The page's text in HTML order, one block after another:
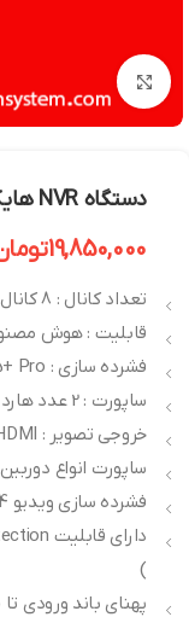
بزرگنمایی تصویر
دستگاه NVR هایک ویژن DS-7608NXI-K2
19,850,000
تعداد کانال : 8 کانال
قابلیت : هوش
فشرده سازی : H.265+ Pro
ساپورت : 2 عدد هارد 10 ترابایتی
خروجی تصویر : VGA , LAN , HDMI
ساپورت انواع
فشرده سازی ویدیو H.265+/H.265/H.264+/H.264
)